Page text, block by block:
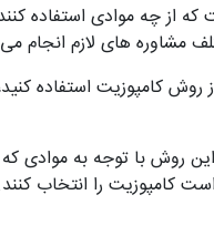
از چه موادی استفاده
مشاوره های لازم انجام
روش کامپوزیت استفاده
روش با توجه به
کامپوزیت را انتخاب